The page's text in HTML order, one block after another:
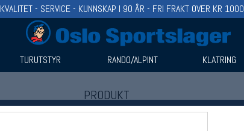
KVALITET - SERVICE - KUNNSKAP I 90 ÅR - FRI FRAKT OVER KR 1000
TURUTSTYR RANDO/ALPINT KLATRING
PRODUKT
Produkter (1)